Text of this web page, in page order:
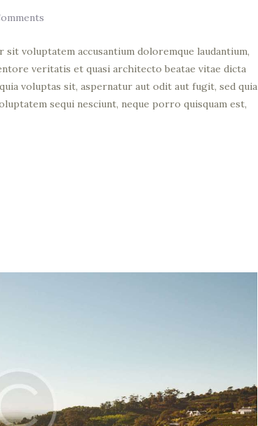
voluptatem accusantium doloremque laudantium,
veritatis et quasi architecto beatae vitae dicta
voluptas sit, aspernatur aut odit aut fugit, sed quia
sequi nesciunt, neque porro quisquam est,